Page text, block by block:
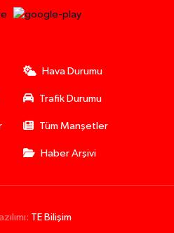
Hava Durumu
Trafik Durumu
Tüm Manşetler
Haber Arşivi
TE Bilişim